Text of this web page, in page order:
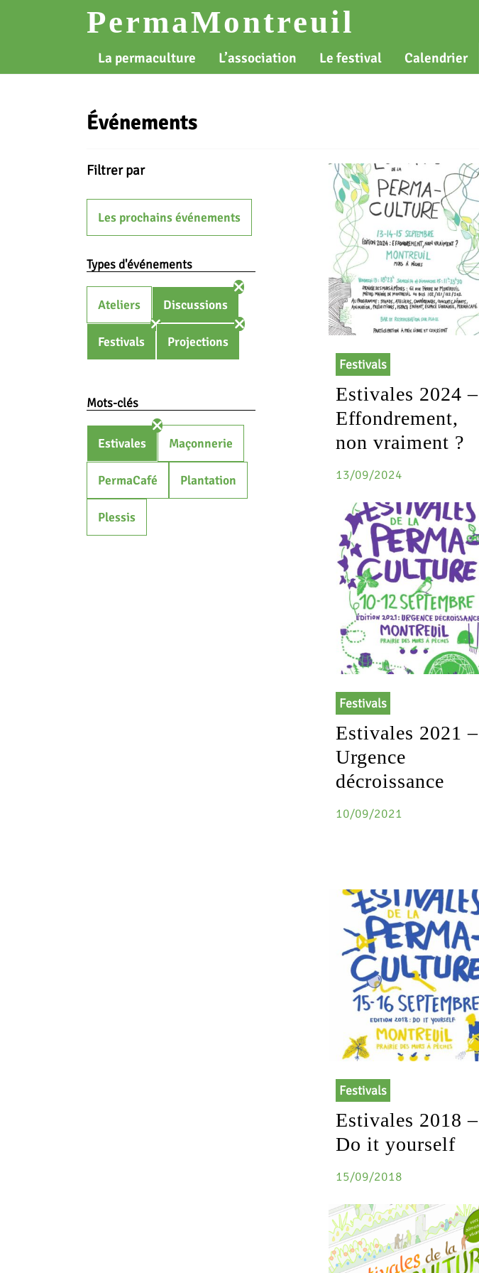
PermaMontreuil
La permaculture L’association Le festival Calendrier
Événements
Filtrer par
Les prochains événements
Types d'événements
Ateliers Discussions
Festivals Projections
Mots-clés
Estivales Maçonnerie
PermaCafé Plantation
Plessis
Festivals
Estivales 2024 –
Effondrement,
non vraiment ?
13/09/2024
Festivals
Estivales 2021 –
Urgence
décroissance
10/09/2021
Festivals
Estivales 2018 –
Do it yourself
15/09/2018